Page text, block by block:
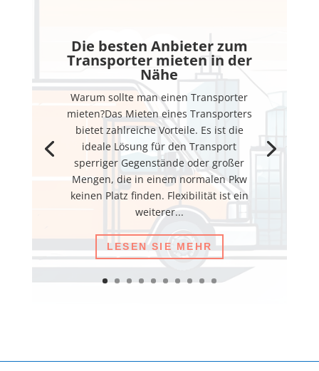
Die besten Anbieter zum
Transporter mieten in der
Nähe
Warum sollte man einen Transporter
mieten?Das Mieten eines Transporters
bietet zahlreiche Vorteile. Es ist die
ideale Lösung für den Transport
sperriger Gegenstände oder großer
Mengen, die in einem normalen Pkw
keinen Platz finden. Flexibilität ist ein
weiterer...
LESEN SIE MEHR